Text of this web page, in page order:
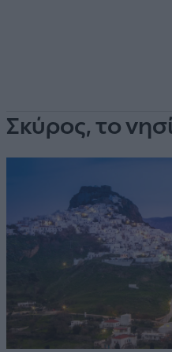
Σκύρος, το